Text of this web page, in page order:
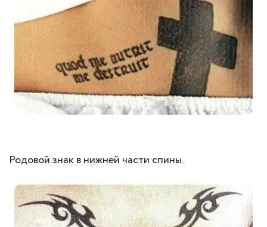
Родовой знак в нижней части спины.